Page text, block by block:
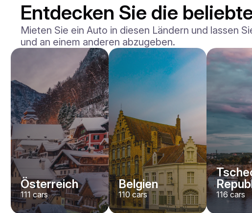
Mercedes Benz
Maybach S-klasse 580
Von 750 € / Tag
Jetzt buchen
2022
Entdecken Sie die
Mieten Sie ein Auto in diesen Ländern und lassen
und an einem anderen abzugeben.
Österreich
111 cars
Belgien
110cars 116cars